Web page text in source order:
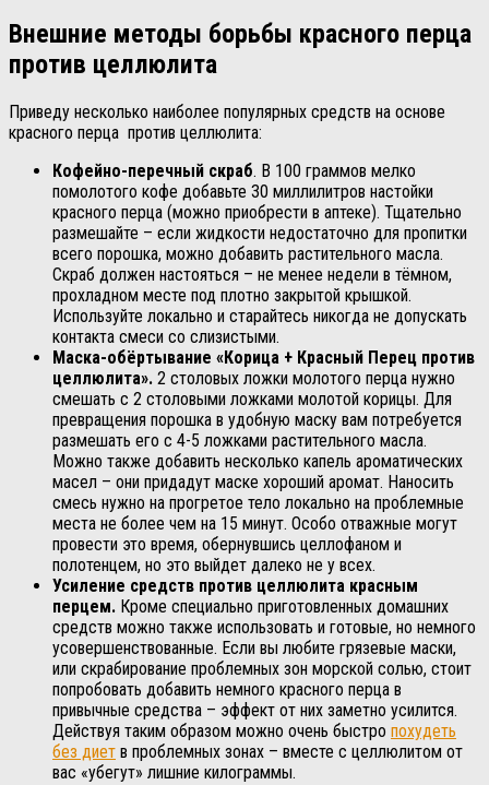
Внешние методы борьбы красного перца
против целлюлита
Приведу несколько наиболее популярных средств на основе
красного перца против целлюлита:
Кофейно-перечный скраб. В 100 граммов мелко
помолотого кофе добавьте 30 миллилитров настойки
красного перца (можно приобрести в аптеке). Тщательно
размешайте – если жидкости недостаточно для пропитки
всего порошка, можно добавить растительного масла.
Скраб должен настояться – не менее недели в тёмном,
прохладном месте под плотно закрытой крышкой.
Используйте локально и старайтесь никогда не допускать
контакта смеси со слизистыми.
Маска-обёртывание «Корица + Красный Перец против
целлюлита». 2 столовых ложки молотого перца нужно
смешать с 2 столовыми ложками молотой корицы. Для
превращения порошка в удобную маску вам потребуется
размешать его с 4-5 ложками растительного масла.
Можно также добавить несколько капель ароматических
масел – они придадут маске хороший аромат. Наносить
смесь нужно на прогретое тело локально на проблемные
места не более чем на 15 минут. Особо отважные могут
провести это время, обернувшись целлофаном и
полотенцем, но это выйдет далеко не у всех.
Усиление средств против целлюлита красным
перцем. Кроме специально приготовленных домашних
средств можно также использовать и готовые, но немного
усовершенствованные. Если вы любите грязевые маски,
или скрабирование проблемных зон морской солью, стоит
попробовать добавить немного красного перца в
привычные средства – эффект от них заметно усилится.
Действуя таким образом можно очень быстро похудеть
без диет в проблемных зонах – вместе с целлюлитом от
вас «убегут» лишние килограммы.